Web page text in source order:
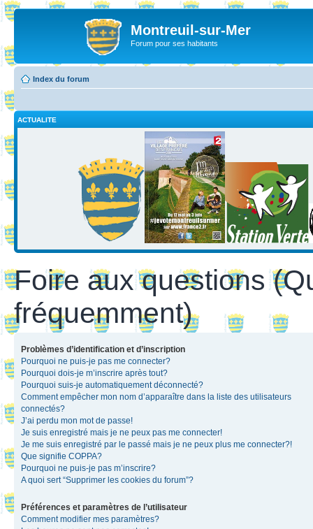
Montreuil-sur-Mer
Forum pour ses habitants
Index du forum
ACTUALITE
Foire aux questions
fréquemment)
Problèmes d’identification et d’inscription
Pourquoi ne puis-je pas me connecter?
Pourquoi dois-je m’inscrire après tout?
Pourquoi suis-je automatiquement déconnecté?
Comment empêcher mon nom d’apparaître dans la liste des utilisateurs
connectés?
J’ai perdu mon mot de passe!
Je suis enregistré mais je ne peux pas me connecter!
Je me suis enregistré par le passé mais je ne peux plus me connecter?!
Que signifie COPPA?
Pourquoi ne puis-je pas m’inscrire?
A quoi sert “Supprimer les cookies du forum”?
Préférences et paramètres de l’utilisateur
Comment modifier mes paramètres?